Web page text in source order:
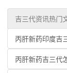
吉三代资讯热门
丙肝新药印度吉
丙肝新药吉三代